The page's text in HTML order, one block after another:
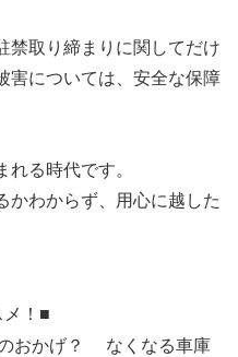
禁取り締まりに関してだけ
害については、安全な保障
れる時代です。
かわからず、用心に越した
メ！■
おかげ？ なくなる車庫